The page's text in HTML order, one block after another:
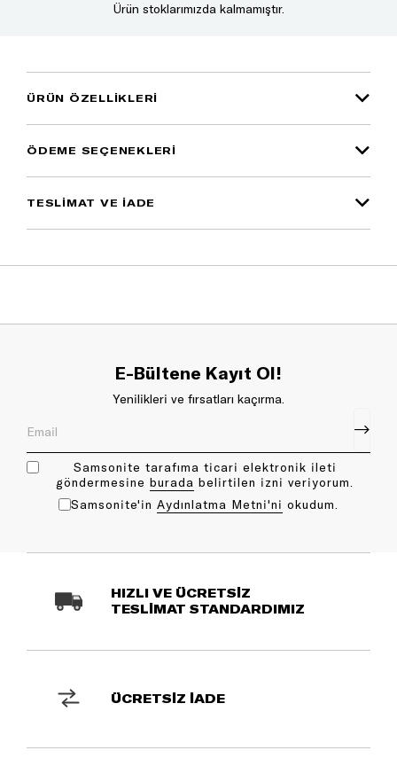
Ürün stoklarımızda kalmamıştır.
ÜRÜN ÖZELLIKLERI
ÖDEME SEÇENEKLERI
TESLİMAT VE İADE
E-Bültene Kayıt Ol!
Yenilikleri ve fırsatları kaçırma.
Samsonite tarafıma ticari elektronik ileti
göndermesine bu rada belirtilen izni veriyorum.
Samsonite'in Aydınlatma Metni'ni okudum.
HIZLI VE ÜCRETSİZ
TESLİMAT STANDARDIMIZ
ÜCRETSİZ İADE